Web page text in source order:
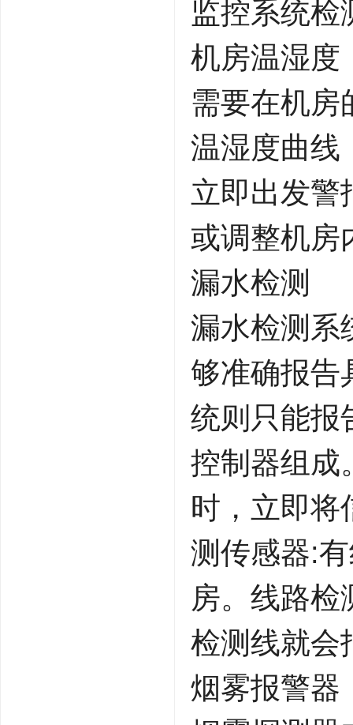
监控系统检
机房温湿度
需要在机房
温湿度曲线
立即出发警
或调整机房
漏水检测
漏水检测系
够准确报告
统则只能报
控制器组成
时，立即将
测传感器:
房。线路
检测线就会
烟雾报警器